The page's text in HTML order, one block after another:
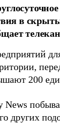
в
200
других